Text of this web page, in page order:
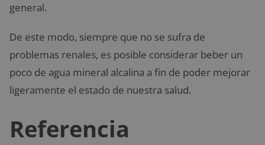
general.
De este modo, siempre que no se sufra de
problemas renales, es posible considerar beber un
poco de agua mineral alcalina a fin de poder mejorar
ligeramente el estado de nuestra salud.
Referencia